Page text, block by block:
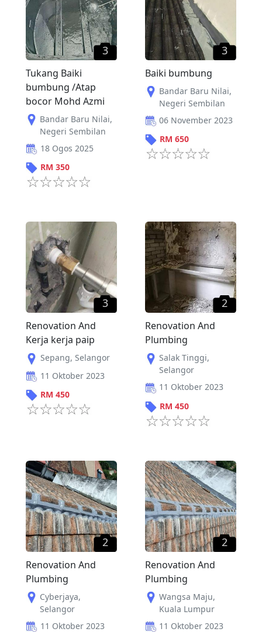
3
Tukang Baiki
bumbung /Atap
bocor Mohd Azmi
Bandar Baru Nilai,
Negeri Sembilan
18 Ogos 2025
RM 350
3
Baiki bumbung
Bandar Baru Nilai,
Negeri Sembilan
06 November 2023
RM 650
3
Renovation And
Kerja kerja paip
Sepang, Selangor
11 Oktober 2023
RM 450
2
Renovation And
Plumbing
Salak Tinggi,
Selangor
11 Oktober 2023
RM 450
2
Renovation And
Plumbing
Cyberjaya,
Selangor
11 Oktober 2023
2
Renovation And
Plumbing
Wangsa Maju,
Kuala Lumpur
11 Oktober 2023